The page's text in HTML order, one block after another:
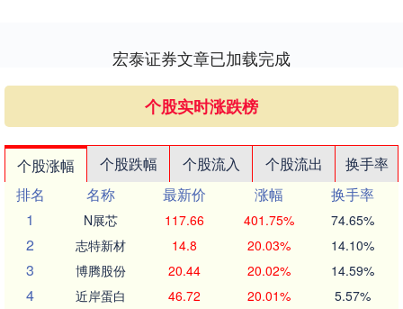
宏泰证券文章已加载完成
个股实时涨跌榜
个股涨幅 个股跌幅 个股流入 个股流出
换手率
排名
名称 最新价 涨幅
换手率
1
N展芯 117.66 401.75% 74.65%
2 志特新材 14.8 20.03% 14.10%
3 博腾股份 20.44 20.02% 14.59%
4 近岸蛋白 46.72 20.01% 5.57%